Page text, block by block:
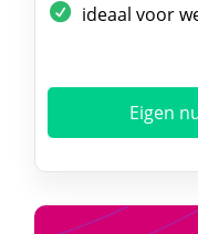
ideaal voor
Eigen